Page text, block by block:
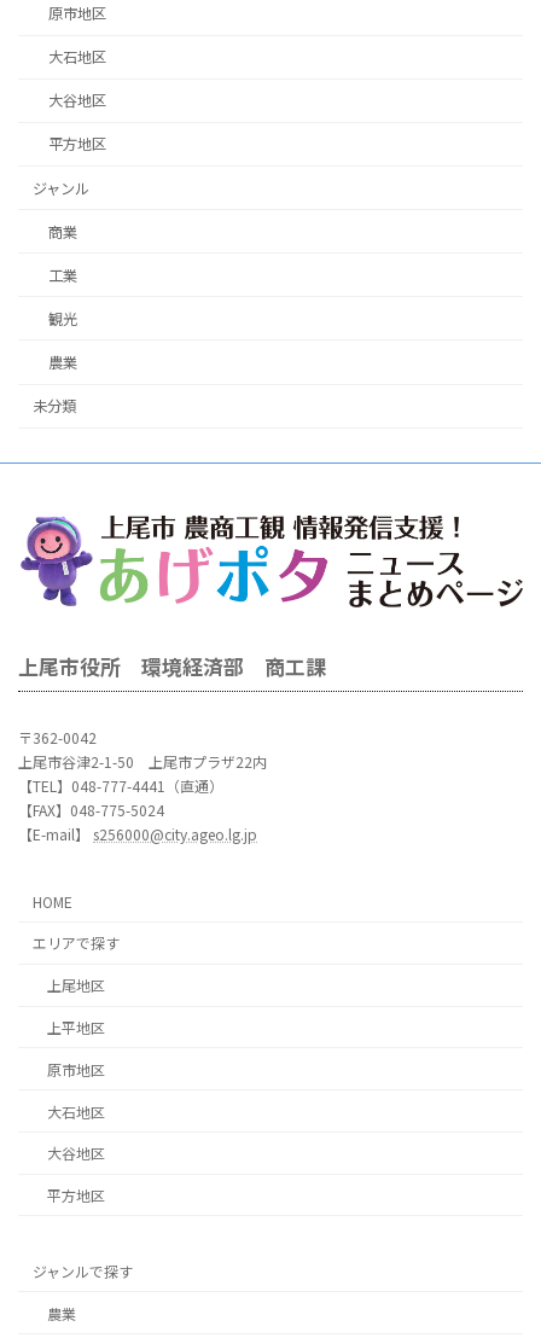
原市地区
大石地区
大谷地区
平方地区
ジャンル
商業
工業
観光
農業
未分類
上尾市役所 環境経済部 商工課
〒362-0042
上尾市谷津2-1-50 上尾市プラザ22内
【TEL】048-777-4441（直通）
【FAX】048-775-5024
【E-mail】 s256000@city.ageo.lg.jp
HOME
エリアで探す
上尾地区
上平地区
原市地区
大石地区
大谷地区
平方地区
ジャンルで探す
農業